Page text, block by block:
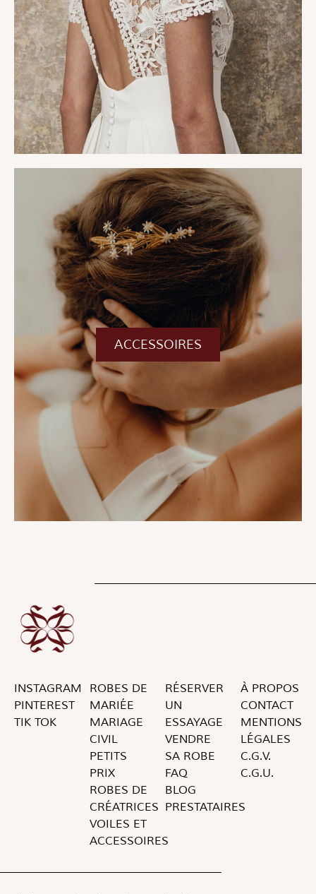
ACCESSOIRES
INSTAGRAM
PINTEREST
TIK TOK
ROBES DE
MARIÉE
MARIAGE
CIVIL
PETITS
PRIX
ROBES DE
CRÉATRICES
VOILES ET
ACCESSOIRES
RÉSERVER
UN
ESSAYAGE
VENDRE
SA ROBE
FAQ
BLOG
PRESTATAIRES
À PROPOS
CONTACT
MENTIONS
LÉGALES
C.G.V.
C.G.U.